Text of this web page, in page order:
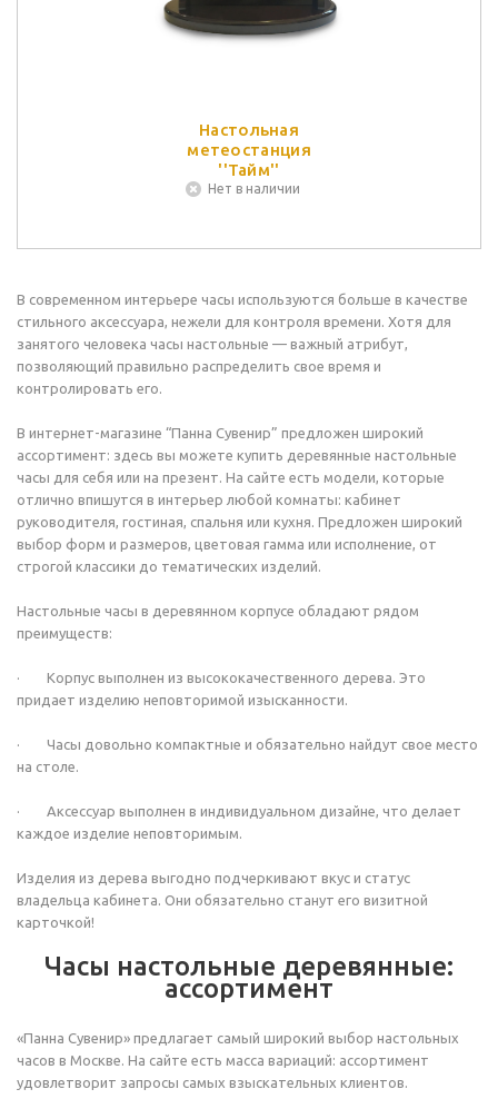
Настольная
метеостанция
''Тайм''
Нет в наличии
В современном интерьере часы используются больше в качестве
стильного аксессуара, нежели для контроля времени. Хотя для
занятого человека часы настольные — важный атрибут,
позволяющий правильно распределить свое время и
контролировать его.
В интернет-магазине “Панна Сувенир” предложен широкий
ассортимент: здесь вы можете купить деревянные настольные
часы для себя или на презент. На сайте есть модели, которые
отлично впишутся в интерьер любой комнаты: кабинет
руководителя, гостиная, спальня или кухня. Предложен широкий
выбор форм и размеров, цветовая гамма или исполнение, от
строгой классики до тематических изделий.
Настольные часы в деревянном корпусе обладают рядом
преимуществ:
· Корпус выполнен из высококачественного дерева. Это
придает изделию неповторимой изысканности.
· Часы довольно компактные и обязательно найдут свое место
на столе.
· Аксессуар выполнен в индивидуальном дизайне, что делает
каждое изделие неповторимым.
Изделия из дерева выгодно подчеркивают вкус и статус
владельца кабинета. Они обязательно станут его визитной
карточкой!
Часы настольные деревянные:
ассортимент
«Панна Сувенир» предлагает самый широкий выбор настольных
часов в Москве. На сайте есть масса вариаций: ассортимент
удовлетворит запросы самых взыскательных клиентов.